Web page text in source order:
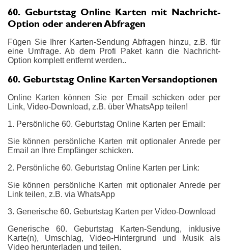
60. Geburtstag Online Karten mit Nachricht-
Option oder anderen Abfragen
Fügen Sie Ihrer Karten-Sendung Abfragen hinzu, z.B. für
eine Umfrage. Ab dem Profi Paket kann die Nachricht-
Option komplett entfernt werden..
60. Geburtstag Online Karten Versandoptionen
Online Karten können Sie per Email schicken oder per
Link, Video-Download, z.B. über WhatsApp teilen!
1. Persönliche 60. Geburtstag Online Karten per Email:
Sie können persönliche Karten mit optionaler Anrede per
Email an Ihre Empfänger schicken.
2. Persönliche 60. Geburtstag Online Karten per Link:
Sie können persönliche Karten mit optionaler Anrede per
Link teilen, z.B. via WhatsApp
3. Generische 60. Geburtstag Karten per Video-Download
Generische 60. Geburtstag Karten-Sendung, inklusive
Karte(n), Umschlag, Video-Hintergrund und Musik als
Video herunterladen und teilen.